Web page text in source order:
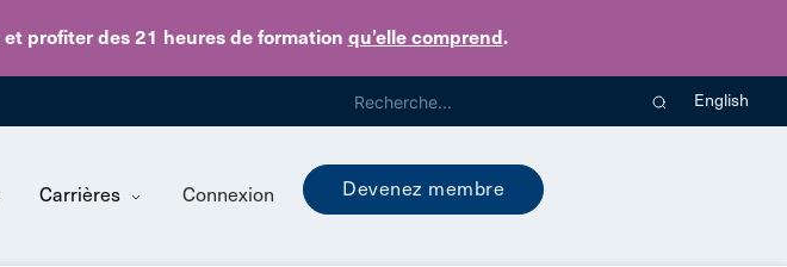
et profiter des 21 heures de formation qu’elle comprend.
Skip to main content
English
Carrières Connexion Devenez membre